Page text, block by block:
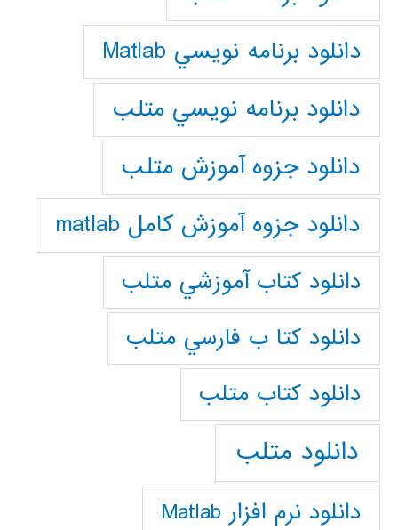
دانلود برنامه نويسي Matlab
دانلود برنامه نويسي متلب
دانلود جزوه آموزش متلب
دانلود جزوه آموزش کامل matlab
دانلود كتاب آموزشي متلب
دانلود كتا ب فارسي متلب
دانلود كتاب متلب
دانلود متلب
دانلود نرم افزار Matlab